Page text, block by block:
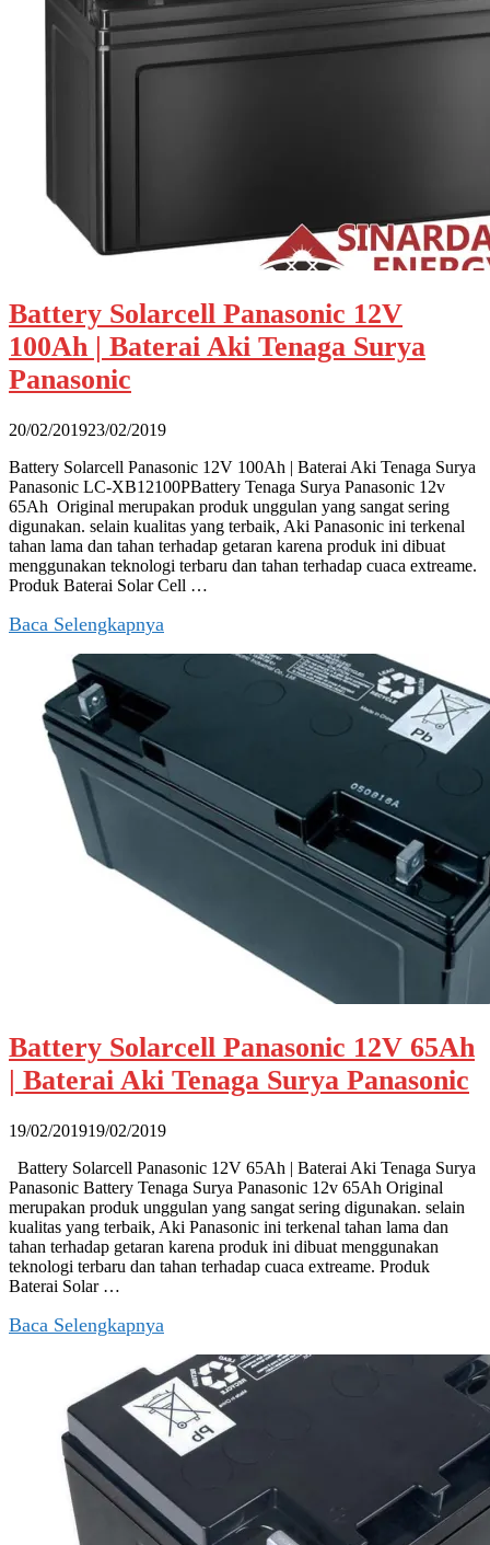
Battery Solarcell Panasonic 12V
100Ah | Baterai Aki Tenaga Surya
Panasonic
20/02/201923/02/2019
Battery Solarcell Panasonic 12V 100Ah | Baterai Aki Tenaga Surya
Panasonic LC-XB12100PBattery Tenaga Surya Panasonic 12v
65Ah Original merupakan produk unggulan yang sangat sering
digunakan. selain kualitas yang terbaik, Aki Panasonic ini terkenal
tahan lama dan tahan terhadap getaran karena produk ini dibuat
menggunakan teknologi terbaru dan tahan terhadap cuaca extreame.
Produk Baterai Solar Cell …
Baca Selengkapnya
Battery Solarcell Panasonic 12V 65Ah
| Baterai Aki Tenaga Surya Panasonic
19/02/201919/02/2019
Battery Solarcell Panasonic 12V 65Ah | Baterai Aki Tenaga Surya
Panasonic Battery Tenaga Surya Panasonic 12v 65Ah Original
merupakan produk unggulan yang sangat sering digunakan. selain
kualitas yang terbaik, Aki Panasonic ini terkenal tahan lama dan
tahan terhadap getaran karena produk ini dibuat menggunakan
teknologi terbaru dan tahan terhadap cuaca extreame. Produk
Baterai Solar …
Baca Selengkapnya